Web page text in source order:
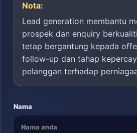
Nota:
Lead generation membantu
prospek dan enquiry
tetap bergantung kepada
follow-up dan tahap
pelanggan terhadap
Nama